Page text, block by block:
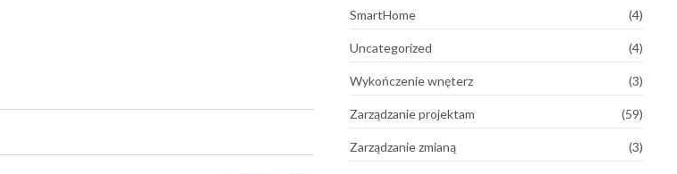
SmartHome (4)
Uncategorized (4)
Wykończenie wnęterz (3)
Zarządzanie projektam (59)
Zarządzanie zmianą (3)